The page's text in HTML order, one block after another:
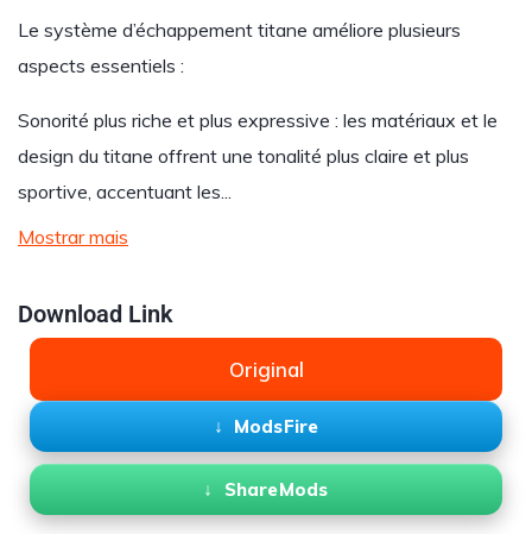
Le système d’échappement titane améliore plusieurs
aspects essentiels :
Sonorité plus riche et plus expressive : les matériaux et le
design du titane offrent une tonalité plus claire et plus
sportive, accentuant les...
Mostrar mais
Download Link
Original
ModsFire
ShareMods